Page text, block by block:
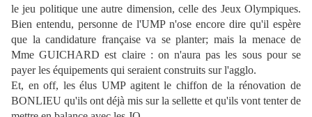
le jeu politique une autre dimension, celle des Jeux Olympiques.
Bien entendu, personne de l'UMP n'ose encore dire qu'il espère
que la candidature française va se planter; mais la menace de
Mme GUICHARD est claire : on n'aura pas les sous pour se
payer les équipements qui seraient construits sur l'agglo.
Et, en off, les élus UMP agitent le chiffon de la rénovation de
BONLIEU qu'ils ont déjà mis sur la sellette et qu'ils vont tenter de